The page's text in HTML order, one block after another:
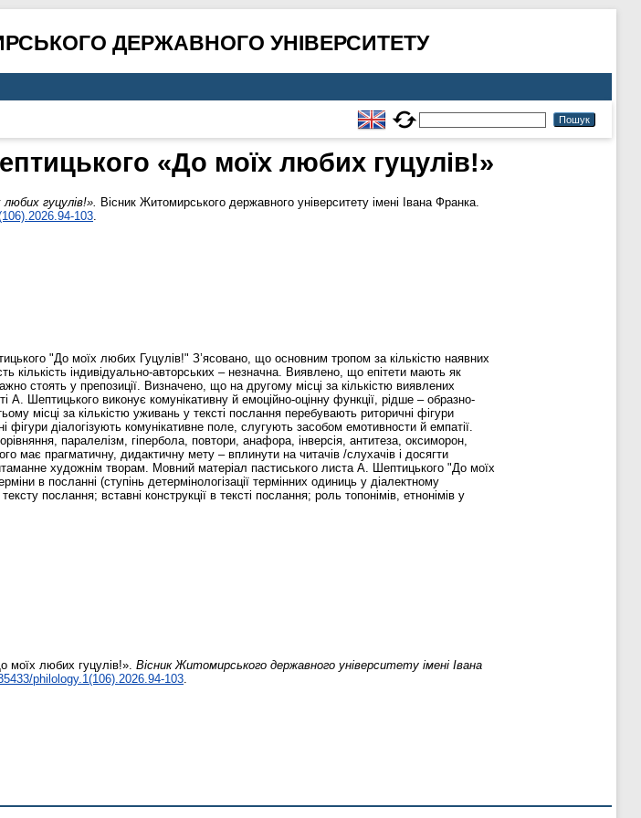
ДЕРЖАВНОГО УНІВЕРСИТЕТУ
«До моїх любих гуцулів!»
гуцулів!». Вісник Житомирського державного університету імені Івана Франка.
103.
"До моїх любих Гуцулів!" З’ясовано, що основним тропом за кількістю наявних
кількість індивідуально-авторських – незначна. Виявлено, що епітети мають як
стоять у препозиції. Визначено, що на другому місці за кількістю виявлених
Шептицького виконує комунікативну й емоційно-оцінну функції, рідше – образно-
місці за кількістю уживань у тексті послання перебувають риторичні фігури
діалогізують комунікативне поле, слугують засобом емотивности й емпатії.
паралелізм, гіпербола, повтори, анафора, інверсія, антитеза, оксиморон,
має прагматичну, дидактичну мету – вплинути на читачів /слухачів і досягти
художнім творам. Мовний матеріал пастиського листа А. Шептицького "До моїх
в посланні (ступінь детермінологізації термінних одиниць у діалектному
послання; вставні конструкції в тексті послання; роль топонімів, етнонімів у
моїх любих гуцулів!». Вісник Житомирського державного університету імені Івана
philology.1(106).2026.94-103